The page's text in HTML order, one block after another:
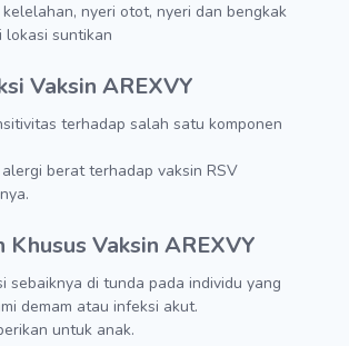
nyeri otot, nyeri dan bengkak
lokasi suntikan
Vaksin AREXVY
terhadap salah satu komponen
berat terhadap vaksin RSV
Khusus Vaksin AREXVY
sebaiknya di tunda pada individu yang
demam atau infeksi akut.
untuk anak.